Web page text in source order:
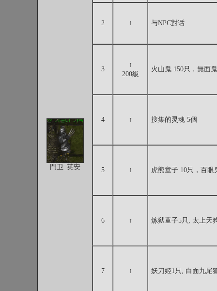
門卫_英安
2 ↑ 与NPC對话
3
↑
200級
火山鬼 150只，無面
4 ↑ 搜集的灵魂 5個
5 ↑ 虎熊童子 10只，百眼
6 ↑ 炼狱童子5只, 太上天
7 ↑ 妖刀姬1只, 白面九尾